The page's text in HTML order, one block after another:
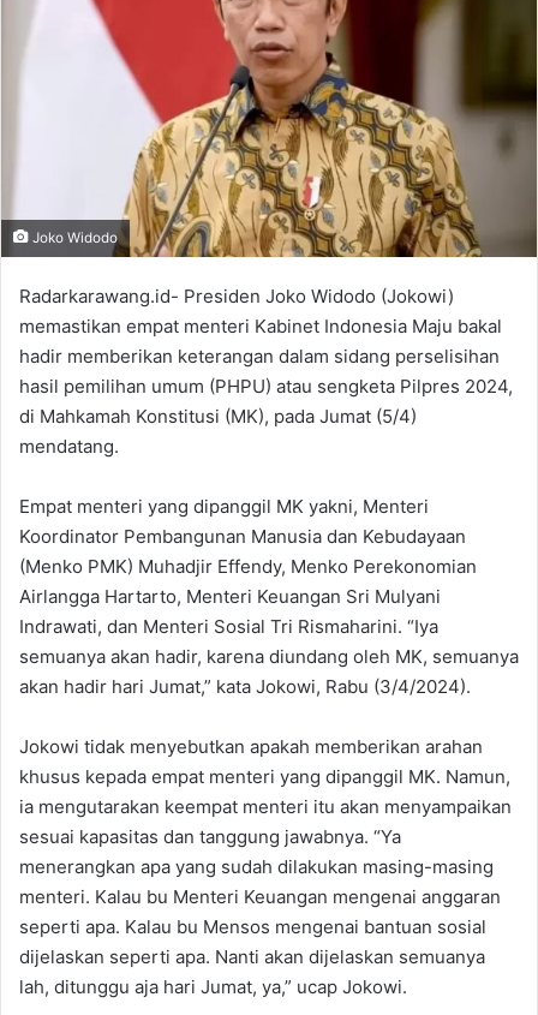
Joko Widodo
Radarkarawang.id- Presiden Joko Widodo (Jokowi)
memastikan empat menteri Kabinet Indonesia Maju bakal
hadir memberikan keterangan dalam sidang perselisihan
hasil pemilihan umum (PHPU) atau sengketa Pilpres 2024,
di Mahkamah Konstitusi (MK), pada Jumat (5/4)
mendatang.
Empat menteri yang dipanggil MK yakni, Menteri
Koordinator Pembangunan Manusia dan Kebudayaan
(Menko PMK) Muhadjir Effendy, Menko Perekonomian
Airlangga Hartarto, Menteri Keuangan Sri Mulyani
Indrawati, dan Menteri Sosial Tri Rismaharini. “Iya
semuanya akan hadir, karena diundang oleh MK, semuanya
akan hadir hari Jumat,” kata Jokowi, Rabu (3/4/2024).
Jokowi tidak menyebutkan apakah memberikan arahan
khusus kepada empat menteri yang dipanggil MK. Namun,
ia mengutarakan keempat menteri itu akan menyampaikan
sesuai kapasitas dan tanggung jawabnya. “Ya
menerangkan apa yang sudah dilakukan masing-masing
menteri. Kalau bu Menteri Keuangan mengenai anggaran
seperti apa. Kalau bu Mensos mengenai bantuan sosial
dijelaskan seperti apa. Nanti akan dijelaskan semuanya
lah, ditunggu aja hari Jumat, ya,” ucap Jokowi.